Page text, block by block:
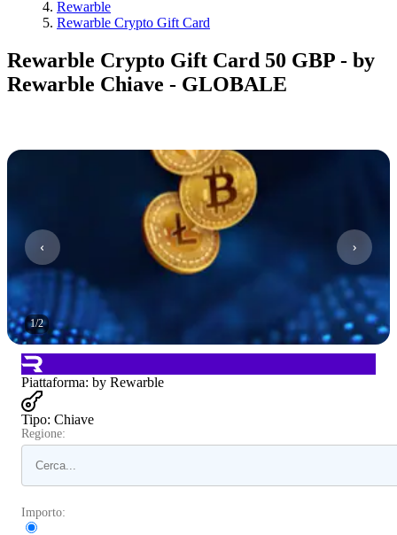
Rewarble
Rewarble Crypto Gift Card
Rewarble Crypto Gift Card 50 GBP - by
Rewarble Chiave - GLOBALE
1/2
Piattaforma: by Rewarble
Tipo: Chiave
Regione:
Importo: